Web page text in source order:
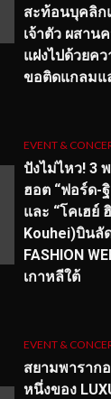
สะท้อนบุคลิก
เจ้าตัว ผสาน
แฝงไปด้วยค
ขอติดแกลมแ
EVENT &
ปังไม่ไหว! 3
ฮอต “ฟอร์ด-
และ “โคเฮย์
Kouhei)บินลั
FASHION
เกาหลีใต้
EVENT &
สยามพาราก
หนึ่งของ